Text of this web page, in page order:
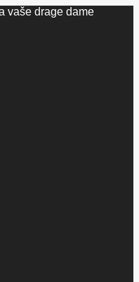
vaše drage dame